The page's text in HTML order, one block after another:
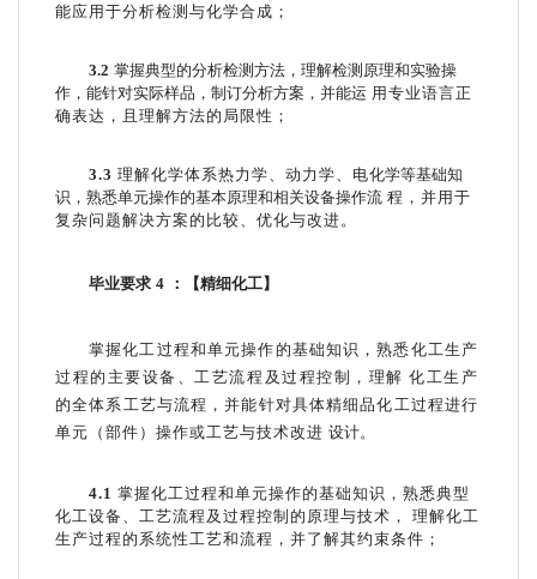
能应用于分析检测与化学合成；
3.2 掌握典型的分析检测方法，理解检测原理和实验操
作，能针对实际样品，制订分析方案，并能运 用专业语言正
确表达，且理解方法的局限性；
3.3 理解化学体系热力学、动力学、电化学等基础知
识，熟悉单元操作的基本原理和相关设备操作流 程，并用于
复杂问题解决方案的比较、优化与改进。
毕业要求 4 ：【精细化工】
掌握化工过程和单元操作的基础知识，熟悉化工生产
过程的主要设备、工艺流程及过程控制，理解 化工生产
的全体系工艺与流程，并能针对具体精细品化工过程进行
单元（部件）操作或工艺与技术改进 设计。
4.1 掌握化工过程和单元操作的基础知识，熟悉典型
化工设备、工艺流程及过程控制的原理与技术，
理解化工
生产过程的系统性工艺和流程，并了解其约束条件；